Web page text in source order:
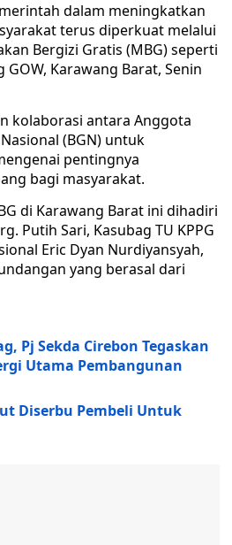
dalam meningkatkan
terus diperkuat melalui
Bergizi Gratis (MBG) seperti
Karawang Barat, Senin
kolaborasi antara Anggota
(BGN) untuk
pentingnya
bagi masyarakat.
di Karawang Barat ini dihadiri
Putih Sari, Kasubag TU KPPG
Eric Dyan Nurdiyansyah,
yang berasal dari
Pj Sekda Cirebon Tegaskan
Utama Pembangunan
Diserbu Pembeli Untuk